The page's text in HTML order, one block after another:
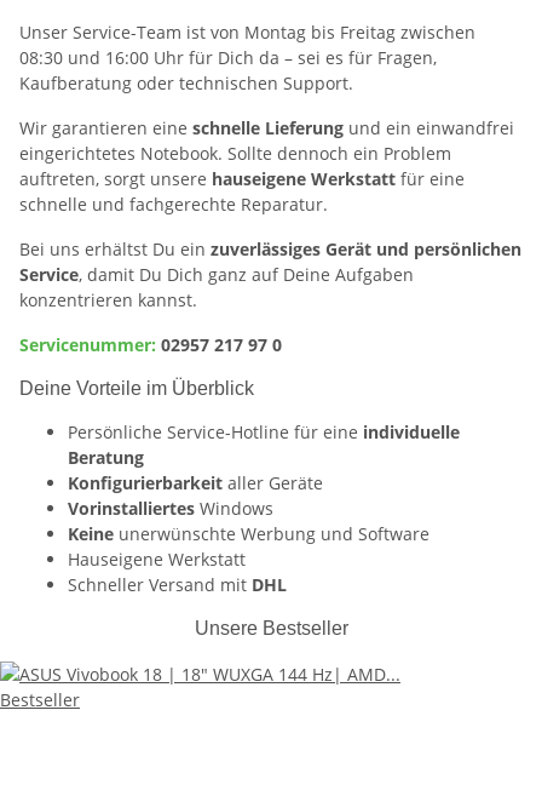
Unser Service-Team ist von Montag bis Freitag zwischen
08:30 und 16:00 Uhr für Dich da – sei es für Fragen,
Kaufberatung oder technischen Support.
Wir garantieren eine schnelle Lieferung und ein einwandfrei
eingerichtetes Notebook. Sollte dennoch ein Problem
auftreten, sorgt unsere hauseigene Werkstatt für eine
schnelle und fachgerechte Reparatur.
Bei uns erhältst Du ein zuverlässiges Gerät und persönlichen
Service, damit Du Dich ganz auf Deine Aufgaben
konzentrieren kannst.
Servicenummer: 02957 217 97 0
Deine Vorteile im Überblick
Persönliche Service-Hotline für eine individuelle
Beratung
Konfigurierbarkeit aller Geräte
Vorinstalliertes Windows
Keine unerwünschte Werbung und Software
Hauseigene Werkstatt
Schneller Versand mit DHL
Unsere Bestseller
Bestseller